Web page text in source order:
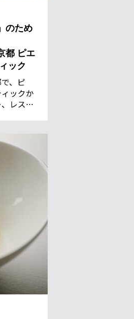
のため
都 ピエ
ック
、ピ
ックか
レスト
日も甘
ツを作